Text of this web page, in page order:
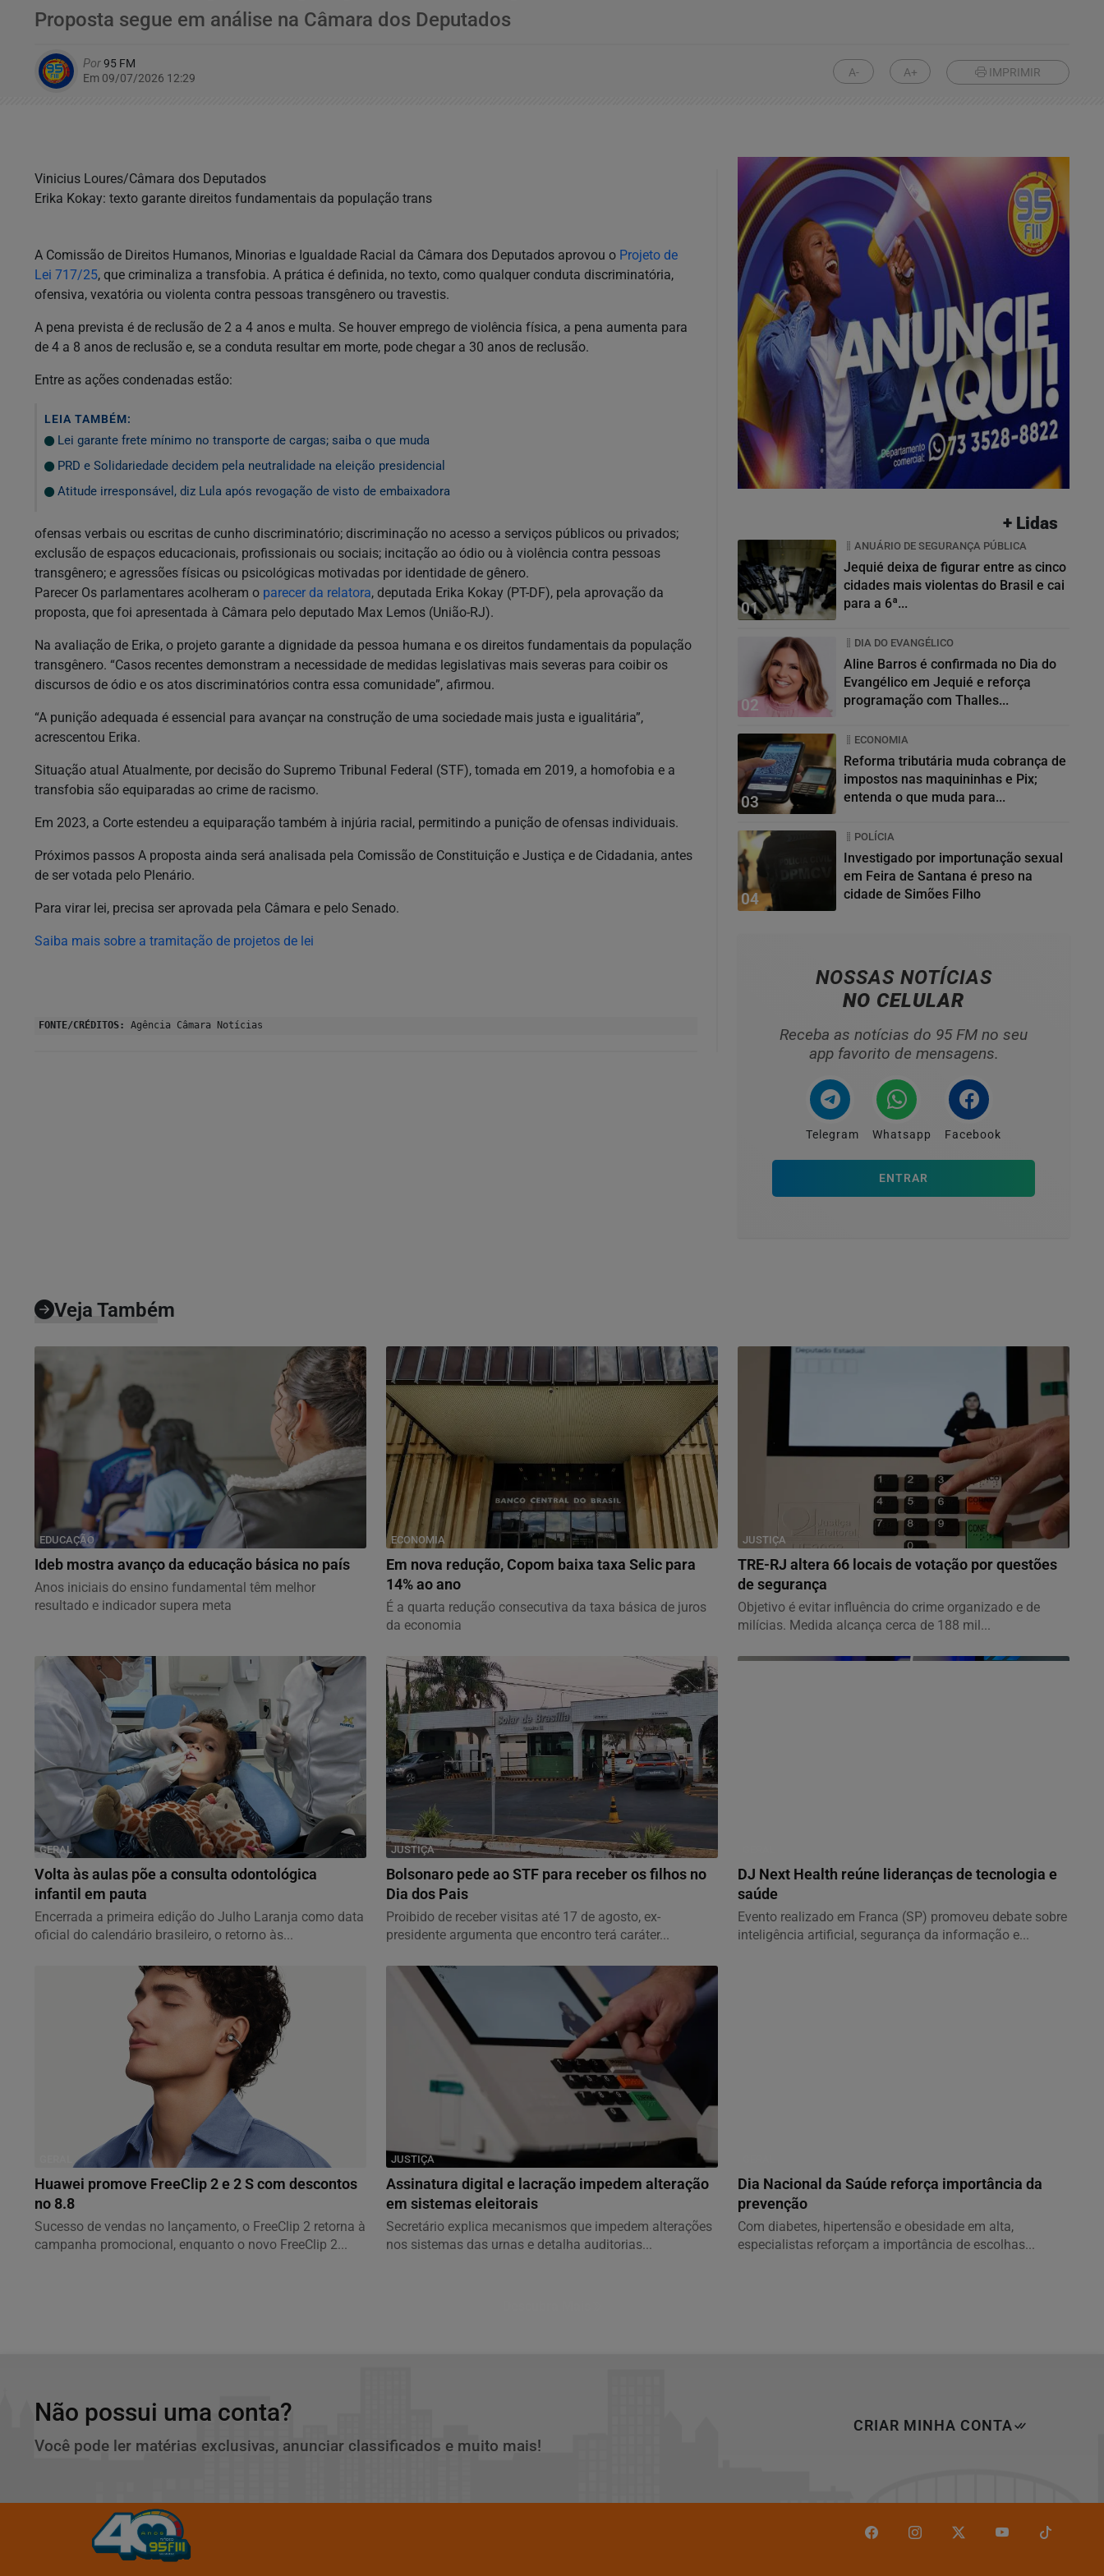
Proposta segue em análise na Câmara dos Deputados
Por95 FM
Em 09/07/2026 12:29
A- A+ IMPRIMIR
Vinicius Loures/Câmara dos Deputados
Erika Kokay: texto garante direitos fundamentais da população trans
A Comissão de Direitos Humanos, Minorias e Igualdade Racial da Câmara dos Deputados aprovou o Projeto de
Lei 717/25, que criminaliza a transfobia. A prática é definida, no texto, como qualquer conduta discriminatória,
ofensiva, vexatória ou violenta contra pessoas transgênero ou travestis.
A pena prevista é de reclusão de 2 a 4 anos e multa. Se houver emprego de violência física, a pena aumenta para
de 4 a 8 anos de reclusão e, se a conduta resultar em morte, pode chegar a 30 anos de reclusão.
Entre as ações condenadas estão:
LEIA TAMBÉM:
Lei garante frete mínimo no transporte de cargas; saiba o que muda
PRD e Solidariedade decidem pela neutralidade na eleição presidencial
Atitude irresponsável, diz Lula após revogação de visto de embaixadora
ofensas verbais ou escritas de cunho discriminatório; discriminação no acesso a serviços públicos ou privados;
exclusão de espaços educacionais, profissionais ou sociais; incitação ao ódio ou à violência contra pessoas
transgênero; e agressões físicas ou psicológicas motivadas por identidade de gênero.
Parecer Os parlamentares acolheram o parecer da relatora, deputada Erika Kokay (PT-DF), pela aprovação da
proposta, que foi apresentada à Câmara pelo deputado Max Lemos (União-RJ).
Na avaliação de Erika, o projeto garante a dignidade da pessoa humana e os direitos fundamentais da população
transgênero. “Casos recentes demonstram a necessidade de medidas legislativas mais severas para coibir os
discursos de ódio e os atos discriminatórios contra essa comunidade”, afirmou.
“A punição adequada é essencial para avançar na construção de uma sociedade mais justa e igualitária”,
acrescentou Erika.
Situação atual Atualmente, por decisão do Supremo Tribunal Federal (STF), tomada em 2019, a homofobia e a
transfobia são equiparadas ao crime de racismo.
Em 2023, a Corte estendeu a equiparação também à injúria racial, permitindo a punição de ofensas individuais.
Próximos passos A proposta ainda será analisada pela Comissão de Constituição e Justiça e de Cidadania, antes
de ser votada pelo Plenário.
Para virar lei, precisa ser aprovada pela Câmara e pelo Senado.
Saiba mais sobre a tramitação de projetos de lei
FONTE/CRÉDITOS: Agência Câmara Notícias
+ Lidas
01
ANUÁRIO DE SEGURANÇA PÚBLICA
Jequié deixa de figurar entre as cinco
cidades mais violentas do Brasil e cai
para a 6ª...
02
DIA DO EVANGÉLICO
Aline Barros é confirmada no Dia do
Evangélico em Jequié e reforça
programação com Thalles...
03
ECONOMIA
Reforma tributária muda cobrança de
impostos nas maquininhas e Pix;
entenda o que muda para...
04
POLÍCIA
Investigado por importunação sexual
em Feira de Santana é preso na
cidade de Simões Filho
NOSSAS NOTÍCIAS
NO CELULAR
Receba as notícias do 95 FM no seu
app favorito de mensagens.
Telegram Whatsapp Facebook
ENTRAR
Veja Também
EDUCAÇÃO
Ideb mostra avanço da educação básica no país
Anos iniciais do ensino fundamental têm melhor
resultado e indicador supera meta
ECONOMIA
Em nova redução, Copom baixa taxa Selic para
14% ao ano
É a quarta redução consecutiva da taxa básica de juros
da economia
JUSTIÇA
TRE-RJ altera 66 locais de votação por questões
de segurança
Objetivo é evitar influência do crime organizado e de
milícias. Medida alcança cerca de 188 mil...
GERAL
Volta às aulas põe a consulta odontológica
infantil em pauta
Encerrada a primeira edição do Julho Laranja como data
oficial do calendário brasileiro, o retorno às...
JUSTIÇA
Bolsonaro pede ao STF para receber os filhos no
Dia dos Pais
Proibido de receber visitas até 17 de agosto, ex-
presidente argumenta que encontro terá caráter...
DJ Next Health reúne lideranças de tecnologia e
saúde
Evento realizado em Franca (SP) promoveu debate sobre
inteligência artificial, segurança da informação e...
Huawei promove FreeClip 2 e 2 S com descontos
no 8.8
Sucesso de vendas no lançamento, o FreeClip 2 retorna à
campanha promocional, enquanto o novo FreeClip 2...
JUSTIÇA
Assinatura digital e lacração impedem alteração
em sistemas eleitorais
Secretário explica mecanismos que impedem alterações
nos sistemas das urnas e detalha auditorias...
Dia Nacional da Saúde reforça importância da
prevenção
Com diabetes, hipertensão e obesidade em alta,
especialistas reforçam a importância de escolhas...
Não possui uma conta?
Você pode ler matérias exclusivas, anunciar classificados e muito mais!
CRIAR MINHA CONTA